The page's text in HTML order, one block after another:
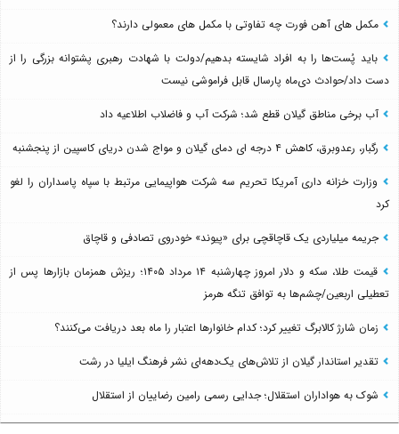
مکمل های آهن فورت چه تفاوتی با مکمل های معمولی دارند؟
باید پُست‌ها را به افراد شایسته بدهیم/دولت با شهادت رهبری پشتوانه بزرگی را از
دست داد/حوادث دی‌ماه پارسال قابل فراموشی نیست
آب برخی مناطق گیلان قطع شد؛ شرکت آب و فاضلاب اطلاعیه داد
رگبار، رعدوبرق، کاهش ۴ درجه ای دمای گیلان و مواج شدن دریای کاسپین از پنجشنبه
وزارت خزانه داری آمریکا تحریم سه شرکت هواپیمایی مرتبط با سپاه پاسداران را لغو
کرد
جریمه میلیاردی یک قاچاقچی برای «پیوند» خودروی تصادفی و قاچاق
قیمت طلا، سکه و دلار امروز چهارشنبه ۱۴ مرداد ۱۴۰۵؛ ریزش همزمان بازارها پس از
تعطیلی اربعین/چشم‌ها به توافق تنگه هرمز
زمان شارژ کالابرگ تغییر کرد؛ کدام خانوارها اعتبار را ماه بعد دریافت می‌کنند؟
تقدیر استاندار گیلان از تلاش‌های یک‌دهه‌ای نشر فرهنگ ایلیا در رشت
شوک به هواداران استقلال؛ جدایی رسمی رامین رضاییان از استقلال